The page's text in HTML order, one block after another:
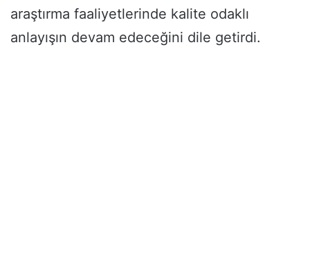
araştırma faaliyetlerinde kalite odaklı
anlayışın devam edeceğini dile getirdi.